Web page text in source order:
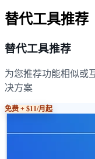
替代工具推荐
替代工具推荐
为您推荐功能相似或
决方案
免费 + $11/月起